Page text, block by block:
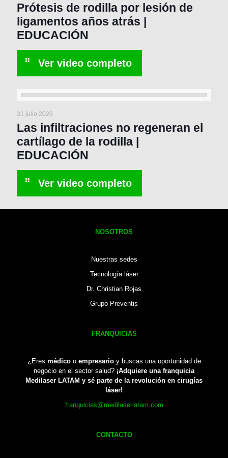
Prótesis de rodilla por lesión de
ligamentos años atrás |
EDUCACIÓN
31 julio 2026
Las infiltraciones no regeneran el
cartílago de la rodilla |
EDUCACIÓN
NOSOTROS
Nuestras sedes
Tecnología láser
Dr. Christian Rojas
Grupo Preventis
FRANQUICIAS
¿Eres médicoo empresarioy buscas una oportunidad de
negocio en el sector salud? ¡Adquiere una franquicia
Medilaser LATAM y sé parte de la revolución en cirugías
láser!
franquicias@medilaserlatam.com
CONTACTO